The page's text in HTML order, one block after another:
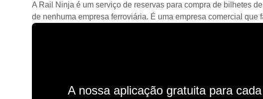
A Rail Ninja é um serviço de reservas para compra de bilhetes
de nenhuma empresa ferroviária. É uma empresa comercial
A nossa aplicação gratuita para